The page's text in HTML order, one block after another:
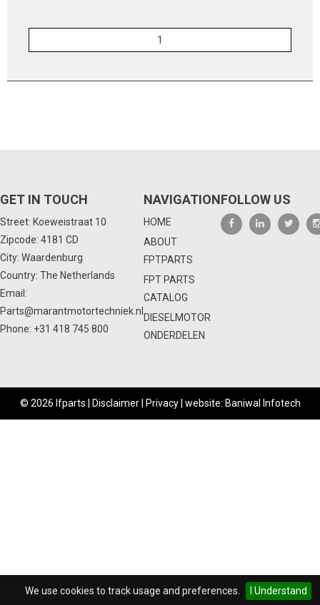
We use cookies to track usage and preferences. I Understand
GET IN TOUCH
Street: Koeweistraat 10
Zipcode: 4181 CD
City: Waardenburg
Country: The Netherlands
Email:
Parts@marantmotortechniek.nl
Phone: +31 418 745 800
NAVIGATION
HOME
ABOUT
FPTPARTS
FPT PARTS
CATALOG
DIESELMOTOR
ONDERDELEN
FOLLOW US
© 2026 Ifparts | Disclaimer| Privacy| website: Baniwal Infotech